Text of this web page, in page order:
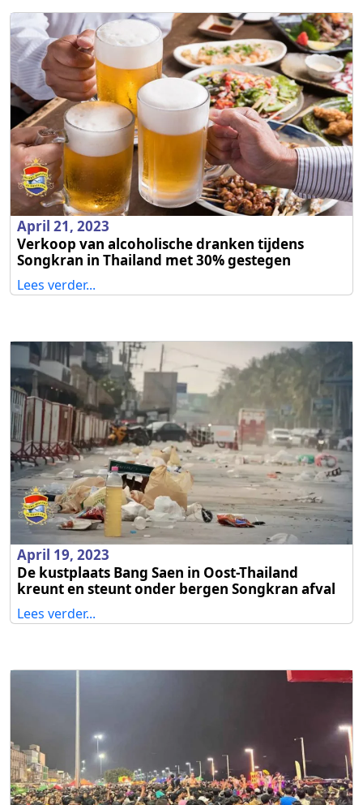
April 21, 2023
Verkoop van alcoholische dranken tijdens
Songkran in Thailand met 30% gestegen
Lees verder...
April 19, 2023
De kustplaats Bang Saen in Oost-Thailand
kreunt en steunt onder bergen Songkran afval
Lees verder...